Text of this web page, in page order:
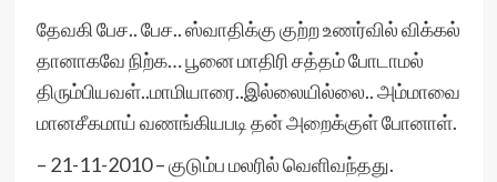
தேவகி பேச.. பேச.. ஸ்வாதிக்கு குற்ற உணர்வில் விக்கல்
தானாகவே நிற்க… பூனை மாதிரி சத்தம் போடாமல்
திரும்பியவள்..மாமியாரை..இல்லையில்லை.. அம்மாவை
மானசீகமாய் வணங்கியபடி தன் அறைக்குள் போனாள்.
– 21-11-2010 – குடும்ப மலரில் வெளிவந்தது.